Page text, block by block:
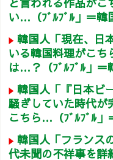
い…（ﾌﾞﾙﾌﾞﾙ」＝韓
韓国人「現在、日
いる韓国料理がこ
は…？（ﾌﾞﾙﾌﾞﾙ」＝
韓国人「『日本ビ
騒ぎしていた時代が
こちら…（ﾌﾞﾙﾌﾞﾙ」
韓国人「フランス
代未聞の不祥事を